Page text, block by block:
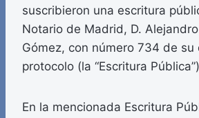
suscribieron una escritura
Notario de Madrid, D.
Gómez, con número 734 de su
protocolo (la “Escritura
En la mencionada Escritura